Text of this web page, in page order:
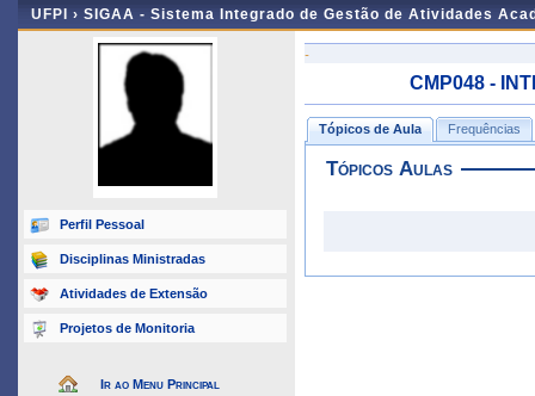
UFPI › SIGAA - Sistema Integrado de Gestão de Atividades
Perfil Pessoal
Disciplinas Ministradas
Atividades de Extensão
Projetos de Monitoria
Ir ao Menu Principal
-
CMP048 -
Tópicos de Aula Frequências
Tópicos Aulas